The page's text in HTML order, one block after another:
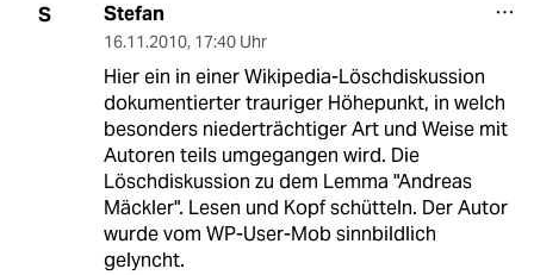
S Stefan
16.11.2010, 17:40 Uhr
Hier ein in einer Wikipedia-Löschdiskussion
dokumentierter trauriger Höhepunkt, in welch
besonders niederträchtiger Art und Weise mit
Autoren teils umgegangen wird. Die
Löschdiskussion zu dem Lemma "Andreas
Mäckler". Lesen und Kopf schütteln. Der Autor
wurde vom WP-User-Mob sinnbildlich
gelyncht.